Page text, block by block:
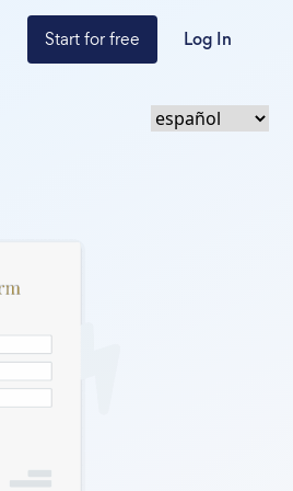
Start for free Log In